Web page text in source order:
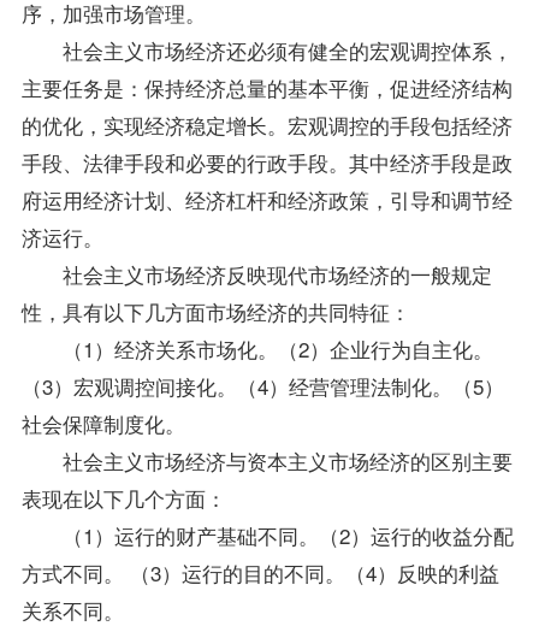
序，加强市场管理。
社会主义市场经济还必须有健全的宏观调控体系，
主要任务是：保持经济总量的基本平衡，促进经济结构
的优化，实现经济稳定增长。宏观调控的手段包括经济
手段、法律手段和必要的行政手段。其中经济手段是政
府运用经济计划、经济杠杆和经济政策，引导和调节经
济运行。
社会主义市场经济反映现代市场经济的一般规定
性，具有以下几方面市场经济的共同特征：
（1）经济关系市场化。（2）企业行为自主化。
（3）宏观调控间接化。（4）经营管理法制化。（5）
社会保障制度化。
社会主义市场经济与资本主义市场经济的区别主要
表现在以下几个方面：
（1）运行的财产基础不同。（2）运行的收益分配
方式不同。 （3）运行的目的不同。（4）反映的利益
关系不同。